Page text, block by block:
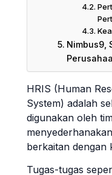
Nimbus9,
HRIS (Human
System) adalah
digunakan oleh
berkaitan dengan
Tugas-tugas